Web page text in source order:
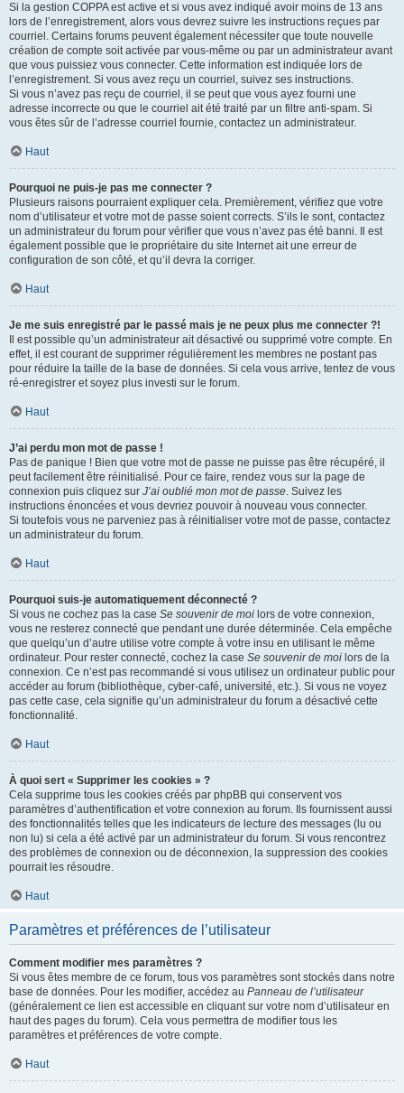
Si la gestion COPPA est active et si vous avez indiqué avoir moins de 13 ans
lors de l’enregistrement, alors vous devrez suivre les instructions reçues par
courriel. Certains forums peuvent également nécessiter que toute nouvelle
création de compte soit activée par vous-même ou par un administrateur avant
que vous puissiez vous connecter. Cette information est indiquée lors de
l’enregistrement. Si vous avez reçu un courriel, suivez ses instructions.
Si vous n’avez pas reçu de courriel, il se peut que vous ayez fourni une
adresse incorrecte ou que le courriel ait été traité par un filtre anti-spam. Si
vous êtes sûr de l’adresse courriel fournie, contactez un administrateur.
Haut
Pourquoi ne puis-je pas me connecter ?
Plusieurs raisons pourraient expliquer cela. Premièrement, vérifiez que votre
nom d’utilisateur et votre mot de passe soient corrects. S’ils le sont, contactez
un administrateur du forum pour vérifier que vous n’avez pas été banni. Il est
également possible que le propriétaire du site Internet ait une erreur de
configuration de son côté, et qu’il devra la corriger.
Haut
Je me suis enregistré par le passé mais je ne peux plus me connecter ?!
Il est possible qu’un administrateur ait désactivé ou supprimé votre compte. En
effet, il est courant de supprimer régulièrement les membres ne postant pas
pour réduire la taille de la base de données. Si cela vous arrive, tentez de vous
ré-enregistrer et soyez plus investi sur le forum.
Haut
J’ai perdu mon mot de passe !
Pas de panique ! Bien que votre mot de passe ne puisse pas être récupéré, il
peut facilement être réinitialisé. Pour ce faire, rendez vous sur la page de
connexion puis cliquez sur J’ai oublié mon mot de passe. Suivez les
instructions énoncées et vous devriez pouvoir à nouveau vous connecter.
Si toutefois vous ne parveniez pas à réinitialiser votre mot de passe, contactez
un administrateur du forum.
Haut
Pourquoi suis-je automatiquement déconnecté ?
Si vous ne cochez pas la case Se souvenir de moi lors de votre connexion,
vous ne resterez connecté que pendant une durée déterminée. Cela empêche
que quelqu’un d’autre utilise votre compte à votre insu en utilisant le même
ordinateur. Pour rester connecté, cochez la case Se souvenir de moi lors de la
connexion. Ce n’est pas recommandé si vous utilisez un ordinateur public pour
accéder au forum (bibliothèque, cyber-café, université, etc.). Si vous ne voyez
pas cette case, cela signifie qu’un administrateur du forum a désactivé cette
fonctionnalité.
Haut
À quoi sert « Supprimer les cookies » ?
Cela supprime tous les cookies créés par phpBB qui conservent vos
paramètres d’authentification et votre connexion au forum. Ils fournissent aussi
des fonctionnalités telles que les indicateurs de lecture des messages (lu ou
non lu) si cela a été activé par un administrateur du forum. Si vous rencontrez
des problèmes de connexion ou de déconnexion, la suppression des cookies
pourrait les résoudre.
Haut
Paramètres et préférences de l’utilisateur
Comment modifier mes paramètres ?
Si vous êtes membre de ce forum, tous vos paramètres sont stockés dans notre
base de données. Pour les modifier, accédez au Panneau de l’utilisateur
(généralement ce lien est accessible en cliquant sur votre nom d’utilisateur en
haut des pages du forum). Cela vous permettra de modifier tous les
paramètres et préférences de votre compte.
Haut